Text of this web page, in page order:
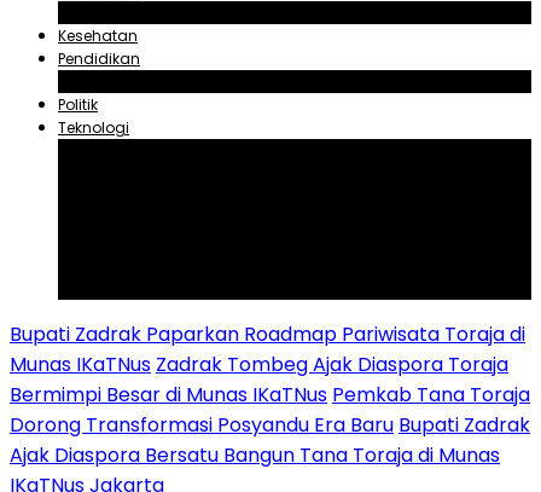
Kesehatan
Pendidikan
Politik
Teknologi
Bupati Zadrak Paparkan Roadmap Pariwisata Toraja di
Munas IKaTNus Zadrak Tombeg Ajak Diaspora Toraja
Bermimpi Besar di Munas IKaTNus Pemkab Tana Toraja
Dorong Transformasi Posyandu Era Baru Bupati Zadrak
Ajak Diaspora Bersatu Bangun Tana Toraja di Munas
IKaTNus Jakarta